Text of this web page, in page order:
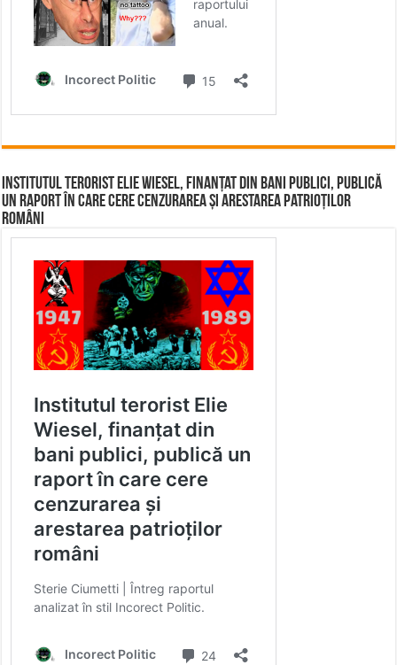
Institutul terorist Elie Wiesel, finanțat din bani publici, publică
un raport în care cere cenzurarea și arestarea patrioților
români